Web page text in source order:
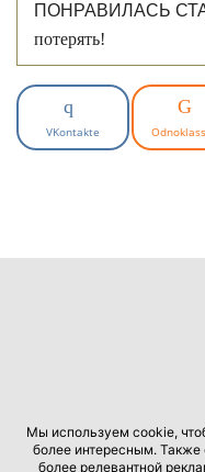
ПОНРАВИЛАСЬ
потерять!
VKontakte
Мы используем cookie,
более интересным.
более релевантной